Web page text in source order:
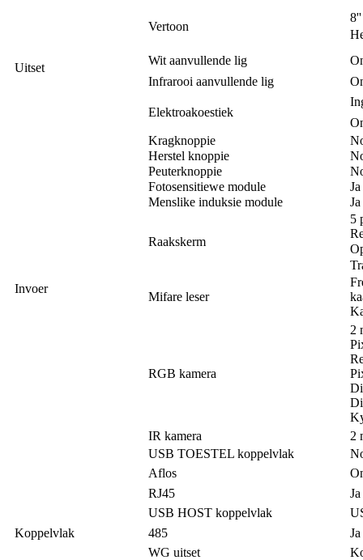
Uitset
Vertoon
Wit aanvullende lig
Infrarooi aanvullende lig
Elektroakoestiek
Invoer
Kragknoppie
Herstel knoppie
Peuterknoppie
Fotosensitiewe module
Ja
Menslike induksie module
Ja
Raakskerm
5
Mifare leser
RGB kamera
2
IR kamera
2
Koppelvlak
USB TOESTEL koppelvlak
Aflos
RJ45
Ja
USB HOST koppelvlak
485
Ja
WG uitset